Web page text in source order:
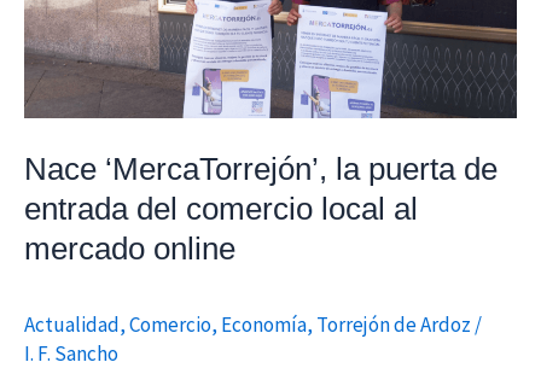
Nace ‘MercaTorrejón’, la puerta de
entrada del comercio local al
mercado online
Actualidad,Comercio, Economía, Torrejón de Ardoz /
I. F. Sancho
entrada
del
comercio
local
mercado
online